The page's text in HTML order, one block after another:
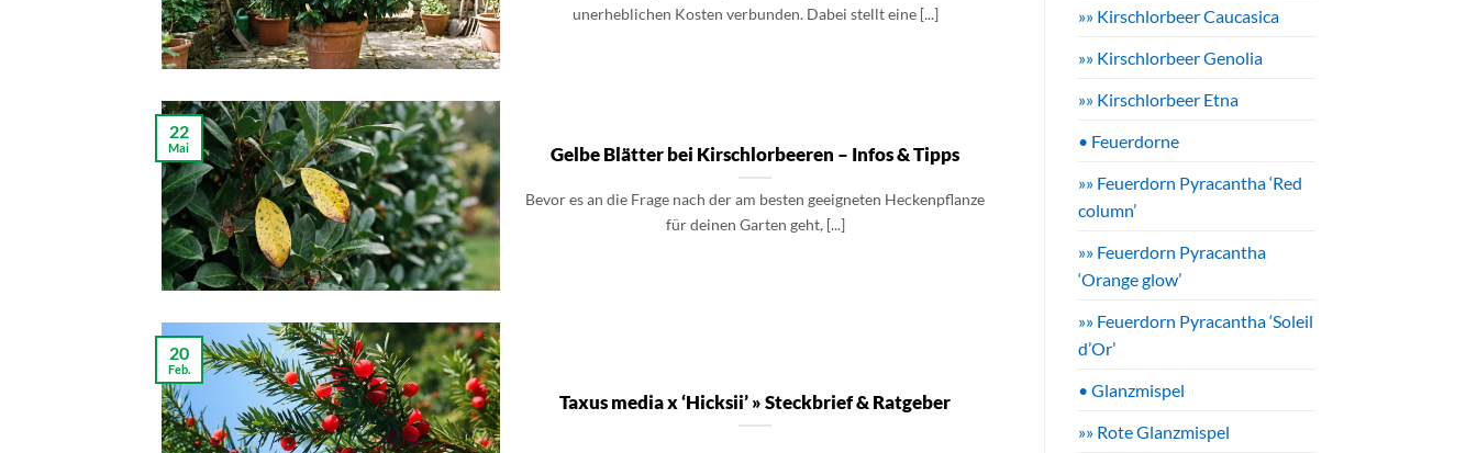
unerheblichen Kosten verbunden. Dabei stellt eine [...]
Gelbe Blätter bei Kirschlorbeeren – Infos & Tipps
Bevor es an die Frage nach der am besten geeigneten Heckenpflanze
für deinen Garten geht, [...]
22
Mai
Taxus media x ‘Hicksii’ » Steckbrief & Ratgeber
20
Feb.
»» Kirschlorbeer Caucasica
»» Kirschlorbeer Genolia
»» Kirschlorbeer Etna
• Feuerdorne
»» Feuerdorn Pyracantha ‘Red
column’
»» Feuerdorn Pyracantha
‘Orange glow’
»» Feuerdorn Pyracantha ‘Soleil
d’Or’
• Glanzmispel
»» Rote Glanzmispel